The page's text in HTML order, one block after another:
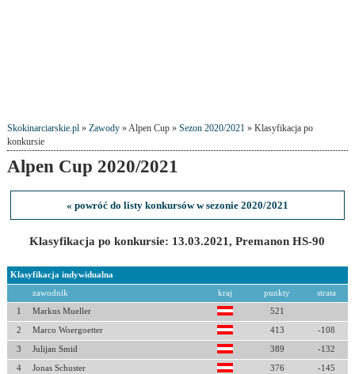
Skokinarciarskie.pl» Zawody» Alpen Cup » Sezon 2020/2021» Klasyfikacja po
konkursie
Alpen Cup 2020/2021
« powróć do listy konkursów w sezonie 2020/2021
Klasyfikacja po konkursie: 13.03.2021, Premanon HS-90
Klasyfikacja indywidualna
zawodnik kraj punkty strata
1 Markus Mueller 521
2 Marco Woergoetter 413 -108
3 Julijan Smid 389 -132
4 Jonas Schuster 376 -145